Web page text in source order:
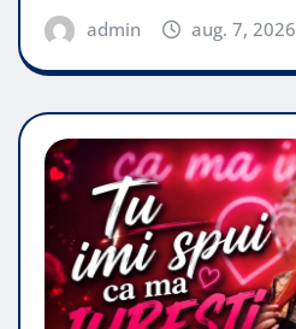
admin aug. 7, 2026